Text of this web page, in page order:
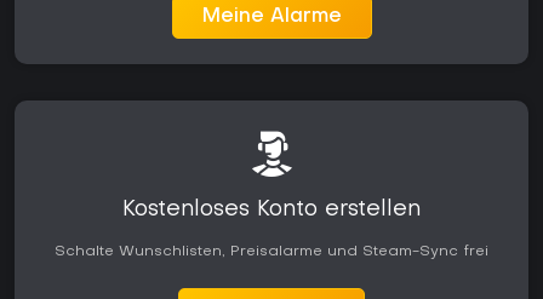
Meine Alarme
Kostenloses Konto erstellen
Schalte Wunschlisten, Preisalarme und Steam-Sync frei